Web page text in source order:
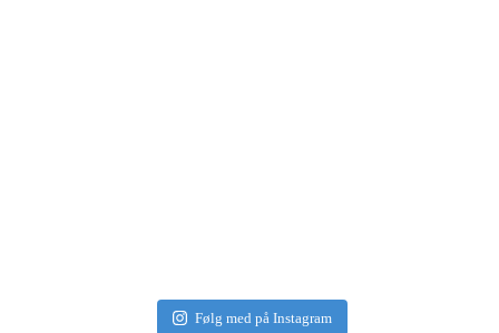
Følg med på Instagram